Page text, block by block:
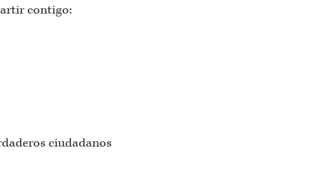
contigo:
ciudadanos